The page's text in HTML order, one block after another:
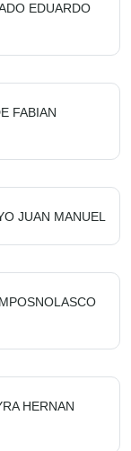
EDUARDO
FABIAN
JUAN MANUEL
HERNAN